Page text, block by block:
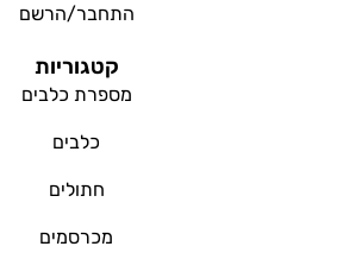
קטגוריות
מספרת כלבים
כלבים
חתולים
מכרסמים
התחבר/הרשם